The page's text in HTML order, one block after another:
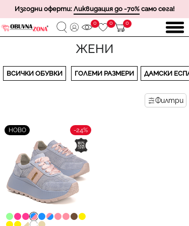
Изгодни оферти: Ликвидация до -70% само сега!
0 0 0
ЖЕНИ
ВСИЧКИ ОБУВКИ ГОЛЕМИ РАЗМЕРИ ДАМСКИ
Филтри
НОВО -24%